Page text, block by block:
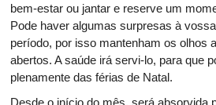
bem-estar ou jantar e reserve um
Pode haver algumas surpresas à
período, por isso mantenham os olhos
abertos. A saúde irá servi-lo, para que
plenamente das férias de Natal.
Desde o início do mês, será absorvida